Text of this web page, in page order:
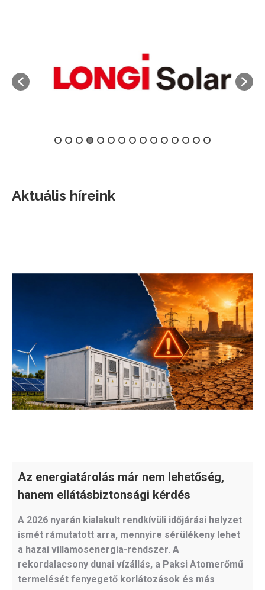
Aktuális híreink
Az energiatárolás már nem lehetőség,
hanem ellátásbiztonsági kérdés
A 2026 nyarán kialakult rendkívüli időjárási helyzet
ismét rámutatott arra, mennyire sérülékeny lehet
a hazai villamosenergia-rendszer. A
rekordalacsony dunai vízállás, a Paksi Atomerőmű
termelését fenyegető korlátozások és más